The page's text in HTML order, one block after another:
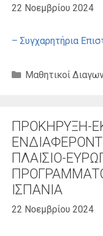
22 Νοεμβρίου 2024
– Συγχαρητήρια
Κατηγορίες
Μαθητικοί
ΠΡΟΚΗΡΥΞΗ-
ΠΛΑΙΣΙΟ-
ΙΣΠΑΝΙΑ
22 Νοεμβρίου 2024